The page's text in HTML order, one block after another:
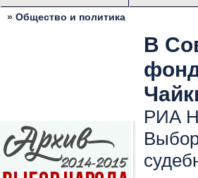
» Общество и политика
В
РИА